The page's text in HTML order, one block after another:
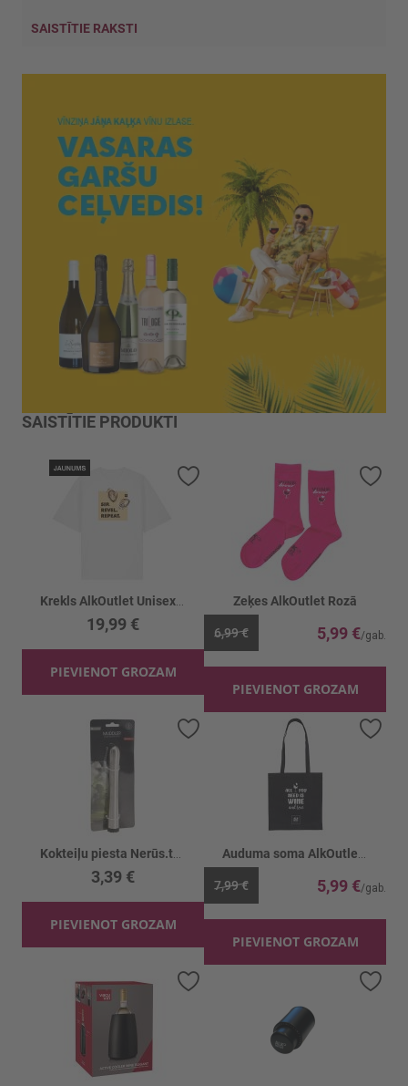
SAISTĪTIE RAKSTI
SAISTĪTIE PRODUKTI
19,99 €
PIEVIENOT GROZAM
Pievienot vēlmju sarakstam
Zeķes AlkOutlet Rozā
6,99 € 5,99 €
PIEVIENOT GROZAM
3,39 €
PIEVIENOT GROZAM
Pievienot vēlmju sarakstam
7,99 € 5,99 €
PIEVIENOT GROZAM